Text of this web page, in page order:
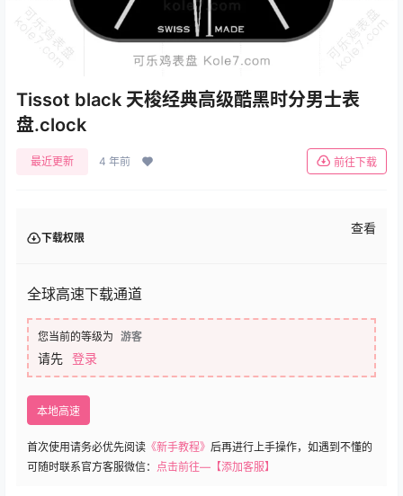
Tissot black 天梭经典高级酷黑时分男士表
盘.clock
最近更新 4 年前 前往下载
下载权限
查看
全球高速下载通道
您当前的等级为 游客
请先 登录
本地高速
首次使用请务必优先阅读 《新手教程》 后再进行上手操作，如遇到不懂的
可随时联系官方客服微信： 点击前往—【添加客服】